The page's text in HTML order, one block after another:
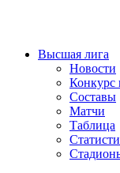
Высшая лига
Новости
Конкурс
Составы
Матчи
Таблица